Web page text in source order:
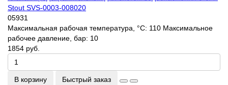
Stout SVS-0003-008020
05931
Максимальная рабочая температура, °С: 110 Максимальное
рабочее давление, бар: 10
1854 руб.
В корзину Быстрый заказ